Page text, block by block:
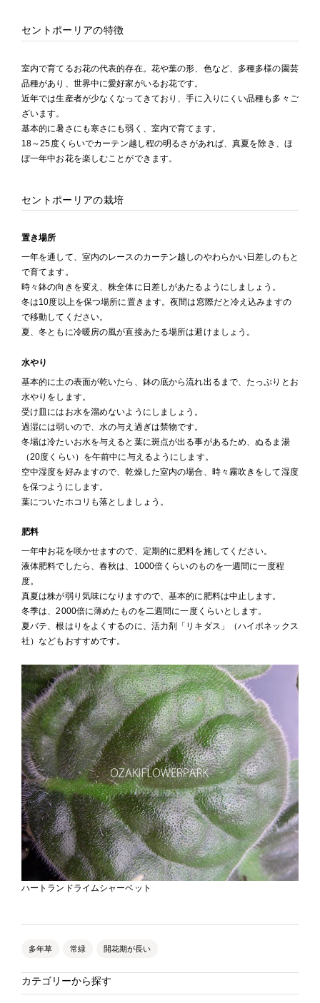
セントポーリアの特徴
室内で育てるお花の代表的存在。花や葉の形、色など、多種多様の園芸
品種があり、世界中に愛好家がいるお花です。
近年では生産者が少なくなってきており、手に入りにくい品種も多々ご
ざいます。
基本的に暑さにも寒さにも弱く、室内で育てます。
18～25度くらいでカーテン越し程の明るさがあれば、真夏を除き、ほ
ぼ一年中お花を楽しむことができます。
セントポーリアの栽培
置き場所
一年を通して、室内のレースのカーテン越しのやわらかい日差しのもと
で育てます。
時々鉢の向きを変え、株全体に日差しがあたるようにしましょう。
冬は10度以上を保つ場所に置きます。夜間は窓際だと冷え込みますの
で移動してください。
夏、冬ともに冷暖房の風が直接あたる場所は避けましょう。
水やり
基本的に土の表面が乾いたら、鉢の底から流れ出るまで、たっぷりとお
水やりをします。
受け皿にはお水を溜めないようにしましょう。
過湿には弱いので、水の与え過ぎは禁物です。
冬場は冷たいお水を与えると葉に斑点が出る事があるため、ぬるま湯
（20度くらい）を午前中に与えるようにします。
空中湿度を好みますので、乾燥した室内の場合、時々霧吹きをして湿度
を保つようにします。
葉についたホコリも落としましょう。
肥料
一年中お花を咲かせますので、定期的に肥料を施してください。
液体肥料でしたら、春秋は、1000倍くらいのものを一週間に一度程
度。
真夏は株が弱り気味になりますので、基本的に肥料は中止します。
冬季は、2000倍に薄めたものを二週間に一度くらいとします。
夏バテ、根はりをよくするのに、活力剤「リキダス」（ハイポネックス
社）などもおすすめです。
ハートランドライムシャーベット
多年草 常緑 開花期が長い
カテゴリーから探す